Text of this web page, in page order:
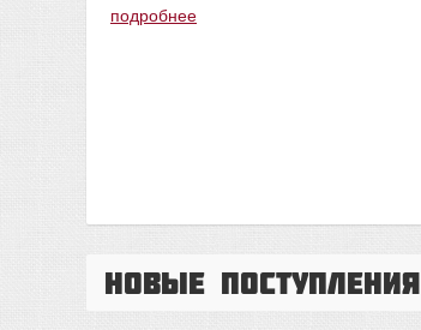
подробнее
Новые поступления